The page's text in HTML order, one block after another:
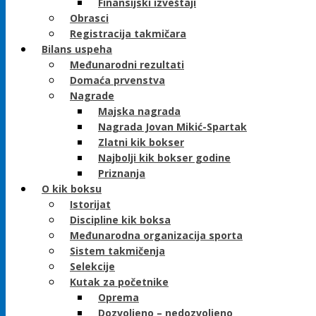
Obrasci
Registracija takmičara
Bilans uspeha
Međunarodni rezultati
Domaća prvenstva
Nagrade
Majska nagrada
Nagrada Jovan Mikić-Spartak
Zlatni kik bokser
Najbolji kik bokser godine
Priznanja
O kik boksu
Istorijat
Discipline kik boksa
Međunarodna organizacija sporta
Sistem takmičenja
Selekcije
Kutak za početnike
Oprema
Dozvoljeno – nedozvoljeno